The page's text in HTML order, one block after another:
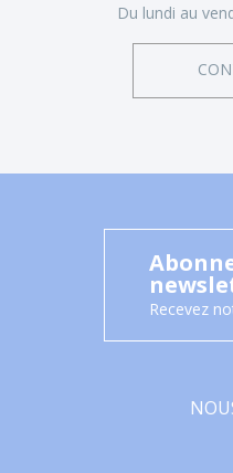
Du lundi au
Recevez